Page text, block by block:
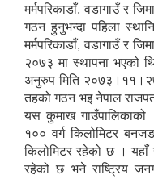
मर्मपरिकाडाँ, वडागाउँ र
गठन हुनुभन्दा पहिला
मर्मपरिकाडाँ, वडागाउँ र
२०७३ मा स्थापना भएको
अनुरुप मिति
तहको गठन भइ नेपाल
यस कुमाख गाउँपालिकाको
१०० वर्ग किलोमिटर
किलोमिटर रहेको छ । यहाँ
रहेको छ भने राष्ट्रिय